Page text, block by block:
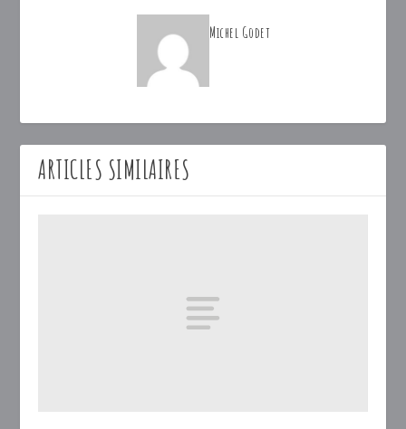
Michel Godet
ARTICLES SIMILAIRES